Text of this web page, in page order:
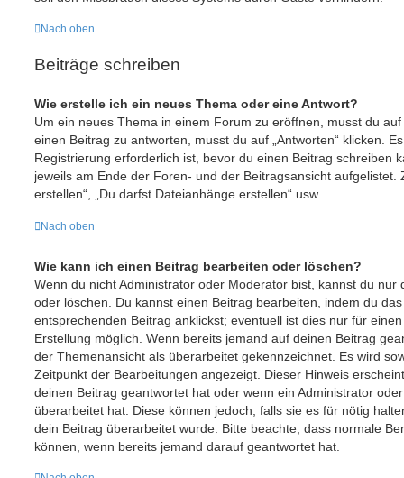
Nach oben
Beiträge schreiben
Wie erstelle ich ein neues Thema oder eine Antwort?
Um ein neues Thema in einem Forum zu eröffnen, musst du
einen Beitrag zu antworten, musst du auf „Antworten“ klicken.
Registrierung erforderlich ist, bevor du einen Beitrag schreiben
jeweils am Ende der Foren- und der Beitragsansicht aufgelistet.
erstellen“, „Du darfst Dateianhänge erstellen“ usw.
Nach oben
Wie kann ich einen Beitrag bearbeiten oder löschen?
Wenn du nicht Administrator oder Moderator bist, kannst du
oder löschen. Du kannst einen Beitrag bearbeiten, indem du
entsprechenden Beitrag anklickst; eventuell ist dies nur für
Erstellung möglich. Wenn bereits jemand auf deinen Beitrag
der Themenansicht als überarbeitet gekennzeichnet. Es wird
Zeitpunkt der Bearbeitungen angezeigt. Dieser Hinweis
deinen Beitrag geantwortet hat oder wenn ein Administrator
überarbeitet hat. Diese können jedoch, falls sie es für nötig
dein Beitrag überarbeitet wurde. Bitte beachte, dass normale
können, wenn bereits jemand darauf geantwortet hat.